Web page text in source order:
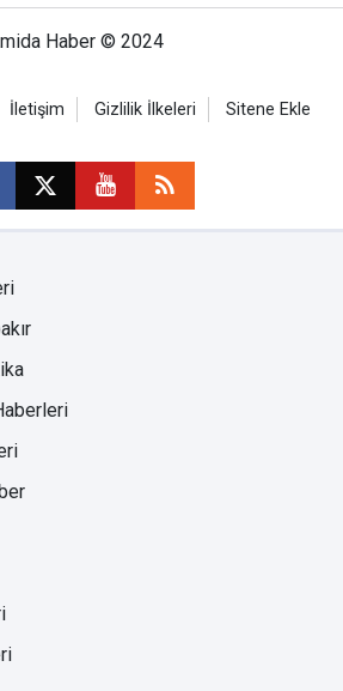
Haber © 2024
İletişim Gizlilik İlkeleri Sitene Ekle